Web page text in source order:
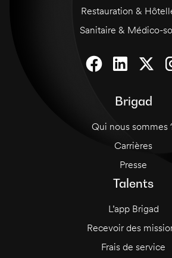
Restauration &
Sanitaire & Médico-
Brigad
Qui nous sommes
Carrières
Presse
Talents
L’app Brigad
Recevoir des
Frais de service